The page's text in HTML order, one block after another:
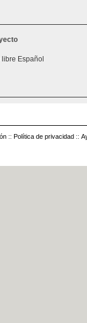
Español
:: Política de privacidad ::